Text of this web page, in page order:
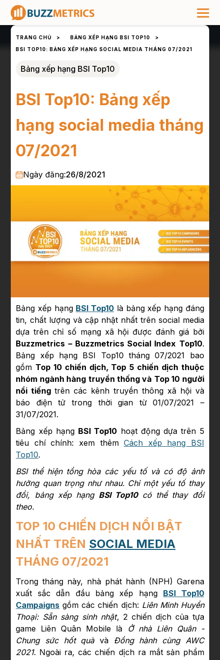
TRANG CHỦ > BẢNG XẾP HẠNG BSI TOP10
>
BSI TOP10: BẢNG XẾP HẠNG SOCIAL MEDIA THÁNG 07/2021
Bảng xếp hạng BSI Top10
BSI Top10: Bảng xếp
hạng social media tháng
07/2021
Ngày đăng:26/8/2021
Bảng xếp hạng BSI Top10 là bảng xếp hạng đáng
tin, chất lượng và cập nhật nhất trên social media
dựa trên chỉ số mạng xã hội được đánh giá bởi
Buzzmetrics – Buzzmetrics Social Index Top10.
Bảng xếp hạng BSI Top10 tháng 07/2021 bao
gồm Top 10 chiến dịch, Top 5 chiến dịch thuộc
nhóm ngành hàng truyền thống và Top 10 người
nổi tiếngtrên các kênh truyền thông xã hội và
báo điện tử trong thời gian từ 01/07/2021 –
31/07/2021.
Bảng xếp hạng BSI Top10 hoạt động dựa trên 5
tiêu chí chính: xem thêmCách xếp hạng BSI
Top10.
BSI thể hiện tổng hòa các yếu tố và có độ ảnh
hưởng quan trọng như nhau. Chỉ một yếu tố thay
đổi, bảng xếp hạng BSI Top10có thể thay đổi
theo.
TOP 10 CHIẾN DỊCH NỔI BẬT
NHẤT TRÊN SOCIAL MEDIA
THÁNG 07/2021
Trong tháng này, nhà phát hành (NPH) Garena
xuất sắc dẫn đầu bảng xếp hạng BSI Top10
Campaigns gồm các chiến dịch: Liên Minh Huyền
Thoại: Sẵn sàng sinh nhật, 2 chiến dịch của tựa
game Liên Quân Mobile là
Ở nhà Liên Quân -
Chung sức hốt quàvà Đồng hành cùng AWC
2021. Ngoài ra, các chiến dịch ra mắt sản phẩm